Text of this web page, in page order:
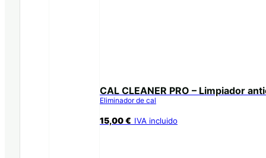
CAL CLEANER PRO – Limpiador
Eliminador de cal
15,00€ IVA incluido